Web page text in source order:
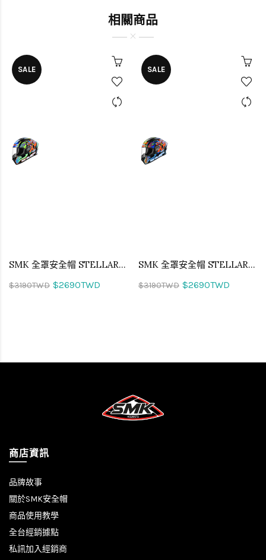
相關商品
SALE
SMK 全罩安全帽 STELLAR SKULL 不朽戰魂 GL274
$3190TWD $2690TWD
SALE
SMK 全罩安全帽 STELLAR SKULL 不朽戰魂 GL275
$3190TWD $2690TWD
商店資訊
品牌故事
關於SMK安全帽
商品使用教學
全台經銷據點
私訊加入經銷商